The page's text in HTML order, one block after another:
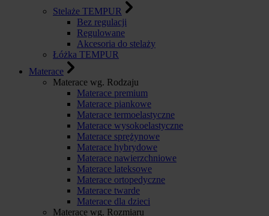
Stelaże TEMPUR
Bez regulacji
Regulowane
Akcesoria do stelaży
Łóżka TEMPUR
Materace
Materace wg. Rodzaju
Materace premium
Materace piankowe
Materace termoelastyczne
Materace wysokoelastyczne
Materace sprężynowe
Materace hybrydowe
Materace nawierzchniowe
Materace lateksowe
Materace ortopedyczne
Materace twarde
Materace dla dzieci
Materace wg. Rozmiaru